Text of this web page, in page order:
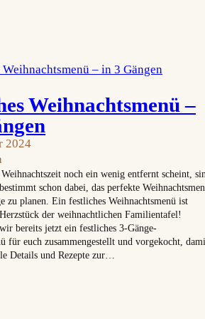
Weihnachtsmenü –
2024
noch ein wenig entfernt scheint,
schon dabei, das perfekte
zu planen. Ein festliches Weihnachtsmenü ist
der weihnachtlichen Familientafel!
bereits jetzt ein festliches 3-Gänge-
für euch zusammengestellt und vorgekocht,
Details und Rezepte zur…